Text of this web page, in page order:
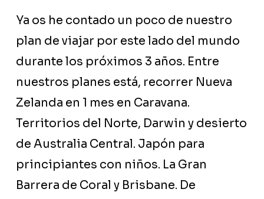
Ya os he contado un poco de nuestro
plan de viajar por este lado del mundo
durante los próximos 3 años. Entre
nuestros planes está, recorrer Nueva
Zelanda en 1 mes en Caravana.
Territorios del Norte, Darwin y desierto
de Australia Central. Japón para
principiantes con niños. La Gran
Barrera de Coral y Brisbane. De